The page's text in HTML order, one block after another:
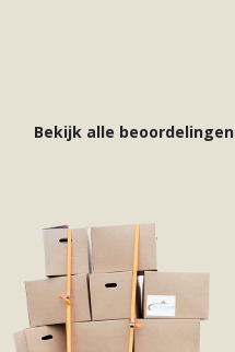
Bekijk alle beoordelingen